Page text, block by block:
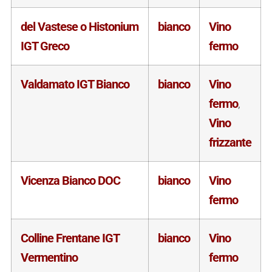
del Vastese o Histonium
IGT Greco
bianco
Vino
fermo
Valdamato IGT Bianco bianco
Vino
fermo,
Vino
frizzante
Vicenza Bianco DOC bianco
Vino
fermo
Colline Frentane IGT
Vermentino
bianco
Vino
fermo